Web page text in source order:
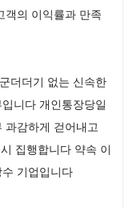
객의 이익률과 만족
더더기 없는 신속한
니다 개인통장당일
과감하게 걷어내고
집행합니다 약속 이
기업입니다